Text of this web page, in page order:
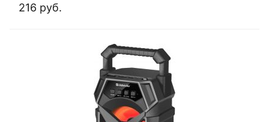
216 руб.